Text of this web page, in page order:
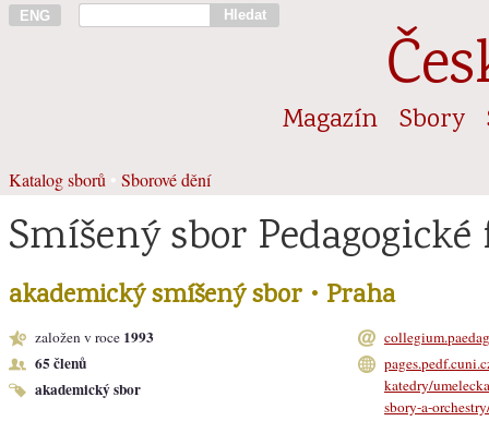
ENG Hledat
Magazín Sbory
Katalog sborů Sborové dění
Smíšený sbor
akademický smíšený sbor • Praha
založen v roce 1993
65 členů
akademický sbor
katedry/
sbory-a-